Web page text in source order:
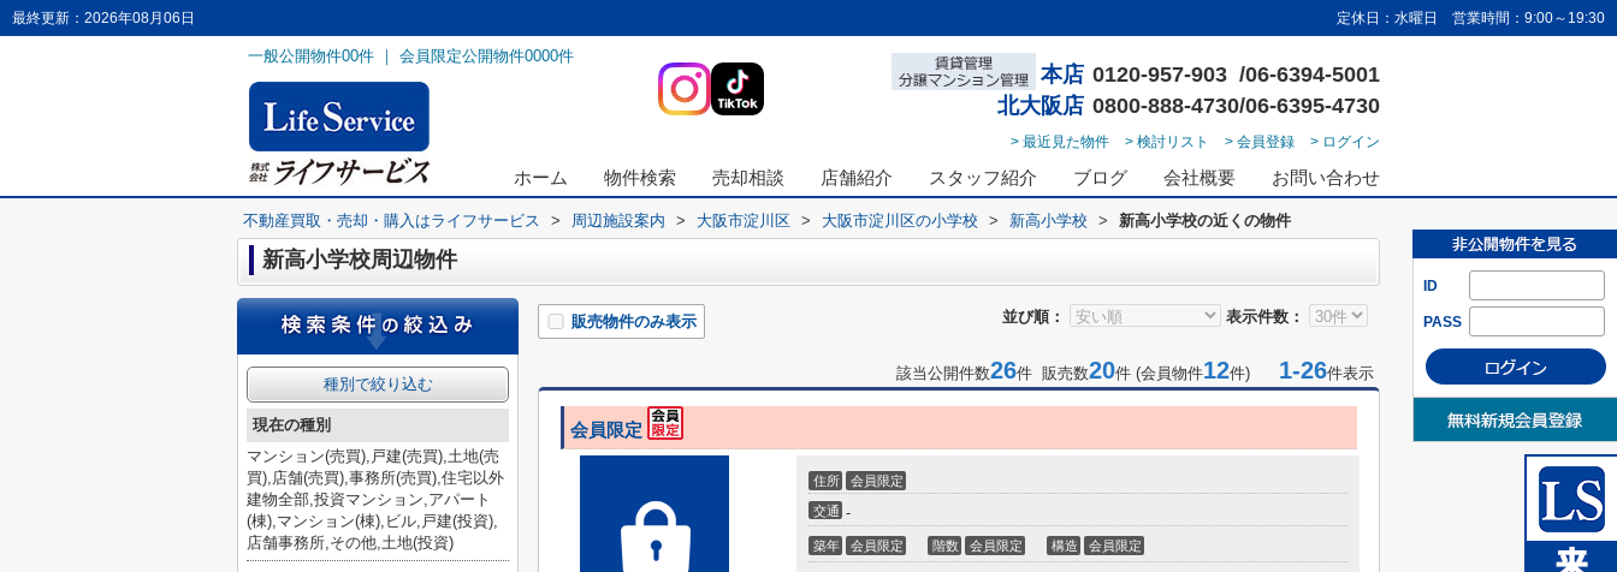
最終更新：2026年08月06日 定休日：水曜日 営業時間：9:00～19:30
一般公開物件00件 ｜ 会員限定公開物件0000件
本店 0120-957-903 /06-6394-5001
北大阪店 0800-888-4730/06-6395-4730
> 最近見た物件 > 検討リスト > 会員登録 > ログイン
ホーム 物件検索 売却相談 店舗紹介 スタッフ紹介 ブログ 会社概要 お問い合わせ
ID
PASS
不動産買取・売却・購入はライフサービス > 周辺施設案内 > 大阪市淀川区 > 大阪市淀川区の小学校 > 新高小学校 > 新高小学校の近くの物件
新高小学校周辺物件
並び順： 表示件数：
販売物件のみ表示
該当公開件数26件 販売数20件 (会員物件12件) 1-26件表示
会員限定
住所 会員限定
交通 -
築年 会員限定 階数 会員限定 構造 会員限定
種別で絞り込む
現在の種別
マンション(売買),戸建(売買),土地(売
買),店舗(売買),事務所(売買),住宅以外
建物全部,投資マンション,アパート
(棟),マンション(棟),ビル,戸建(投資),
店舗事務所,その他,土地(投資)